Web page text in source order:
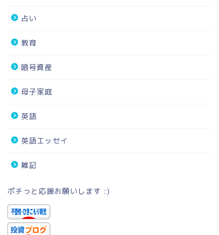
占い
教育
暗号資産
母子家庭
英語
英語エッセイ
雑記
ポチっと応援お願いします :)